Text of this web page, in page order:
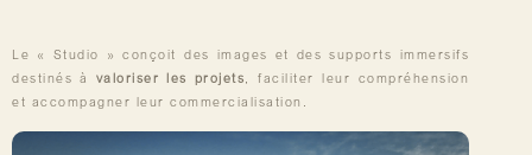
Le « Studio » conçoit des images et des supports immersifs
destinés à valoriser les projets, faciliter leur compréhension
et accompagner leur commercialisation.